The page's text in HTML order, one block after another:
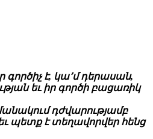
է, կա՚մ դերասան,
եւ իր գործի բացառիկ
դժվարությամբ
պետք է տեղավորվեր հենց